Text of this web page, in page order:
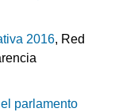
2016, Red
parlamento